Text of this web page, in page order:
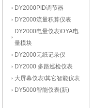
DY2000PID调节器
DY2000流量积算仪表
DY2000电量仪表\DYA电
量模块
DY2000无纸记录仪
DY2000 多路巡检仪表
大屏幕仪表\其它智能仪表
DY5000智能仪表(新)